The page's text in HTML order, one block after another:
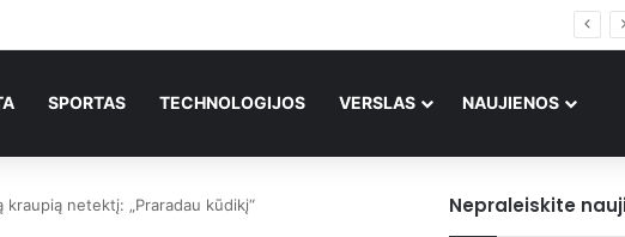
SPORTAS TECHNOLOGIJOS VERSLAS NAUJIENOS
netektį: „Praradau kūdikį“ Nepraleiskite